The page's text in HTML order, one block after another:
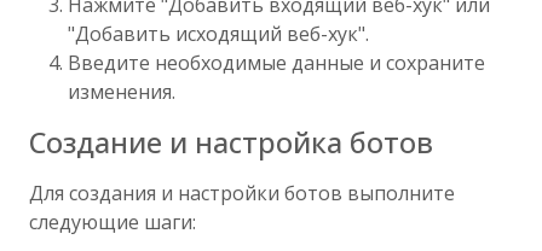
"Добавить исходящий веб-хук".
Введите необходимые данные и сохраните
изменения.
Создание и настройка ботов
Для создания и настройки ботов выполните
следующие шаги: